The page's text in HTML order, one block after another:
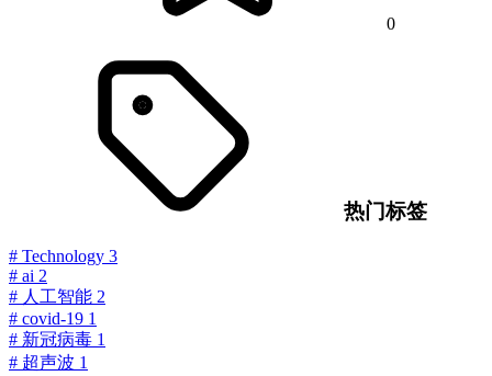
0
热门标签
# Technology 3
# ai 2
# 人工智能 2
# covid-19 1
# 新冠病毒 1
# 超声波 1